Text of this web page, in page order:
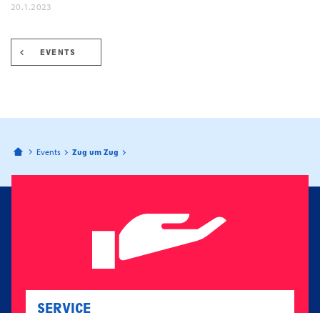
20.1.2023
EVENTS
Bahnhofspassagen Potsdam
Events Zug um Zug
SERVICE